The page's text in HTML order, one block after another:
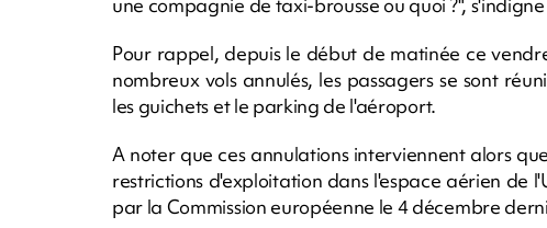
Pour rappel, depuis le début de matinée ce
nombreux vols annulés, les passagers se sont
les guichets et le parking de l'aéroport.
A noter que ces annulations interviennent alors
restrictions d'exploitation dans l'espace aérien de
par la Commission européenne le 4 décembre